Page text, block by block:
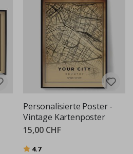
Personalisierte Poster -
Vintage Kartenposter
15,00 CHF
Bewertung:
4.7von 5 Sternen